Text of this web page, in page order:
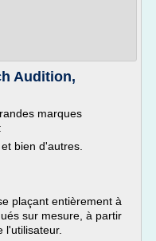
Audition,
marques
bien d'autres.
plaçant entièrement à
sur mesure, à partir
l'utilisateur.